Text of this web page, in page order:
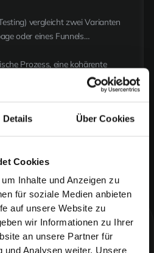
Details Über Cookies
Cookies
Inhalte und Anzeigen zu
für soziale Medien anbieten
auf unsere Website zu
wir Informationen zu Ihrer
an unsere Partner für
und Analysen weiter. Unsere
über den Meta Ads
Targeting-, Creative- und
vergleicht zwei Varianten
oder eines Funnels
Ziel, datenbasiert die
zu identifizieren statt nach
Prozess, eine kohärente
Berührungspunkte hinweg zu